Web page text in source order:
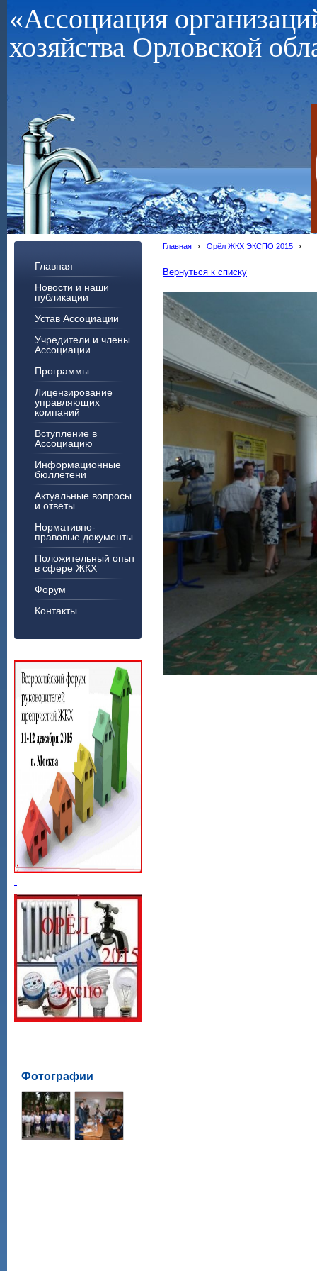
«Ассоциация
хозяйства Орловской
Главная
Новости и наши
публикации
Устав Ассоциации
Учредители и члены
Ассоциации
Программы
Лицензирование
управляющих
компаний
Вступление в
Ассоциацию
Информационные
бюллетени
Актуальные вопросы
и ответы
Нормативно-
правовые документы
Положительный опыт
в сфере ЖКХ
Форум
Контакты
Фотографии
Главная › Орёл ЖКХ ЭКСПО 2015 ›
Вернуться к списку